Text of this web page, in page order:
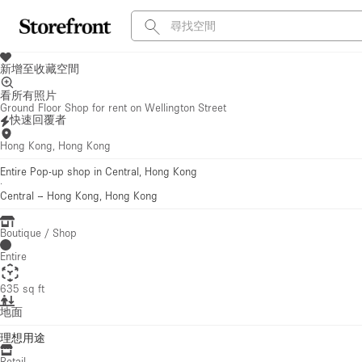
新增至收藏空間
看所有照片
Ground Floor Shop for rent on Wellington Street
快速回覆者
Hong Kong, Hong Kong
Entire Pop-up shop in Central, Hong Kong
·
Central – Hong Kong, Hong Kong
Boutique / Shop
Entire
635 sq ft
地面
理想用途